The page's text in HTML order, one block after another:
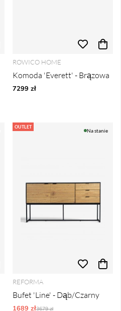
ROWICO HOME
Komoda 'Everett' - Brązowa
7299 zł
OUTLET
Na stanie
REFORMA
Bufet 'Line' - Dąb/Czarny
1689 złOrdynarne ceny:
3679 zł